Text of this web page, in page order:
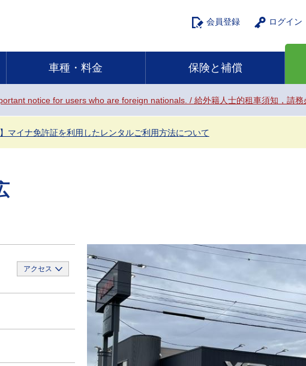
ログイン
会員登録
車種・料金 保険と補償
notice for users who are foreign nationals. / 給外籍人士的租車須知，請務
】マイナ免許証を利用したレンタルご利用方法について
アクセス